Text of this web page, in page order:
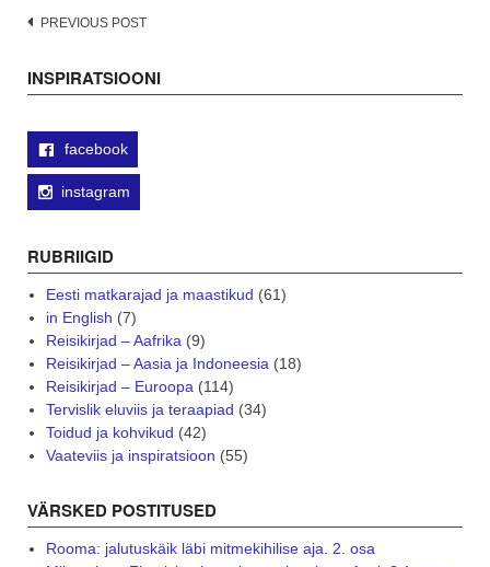
Post
PREVIOUS POST
INSPIRATSIOONI
facebook
instagram
RUBRIIGID
Eesti matkarajad ja maastikud (61)
in English (7)
Reisikirjad – Aafrika(9)
Reisikirjad – Aasia ja Indoneesia(18)
Reisikirjad – Euroopa(114)
Tervislik eluviis ja teraapiad (34)
Toidud ja kohvikud (42)
Vaateviis ja inspiratsioon (55)
VÄRSKED POSTITUSED
Rooma: jalutuskäik läbi mitmekihilise aja. 2. osa